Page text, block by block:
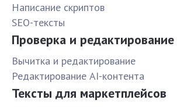
Написание скриптов
SEO-тексты
Проверка и редактирование
Вычитка и редактирование
Редактирование AI-контента
Тексты для маркетплейсов